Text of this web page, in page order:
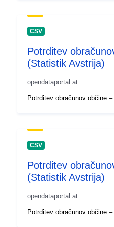
CSV
Potrditev
(Statistik Avstrija)
opendataportal.at
Potrditev obračunov občine
CSV
Potrditev
(Statistik Avstrija)
opendataportal.at
Potrditev obračunov občine